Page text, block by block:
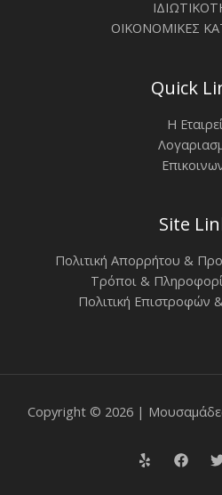
ΟΙΚΟΝΟΜΙΚΕΣ
Quick
Η
Site
Πολιτική Απορρήτου &
Τρόποι &
Πολιτική Επιστροφών
Copyright © 2026 |